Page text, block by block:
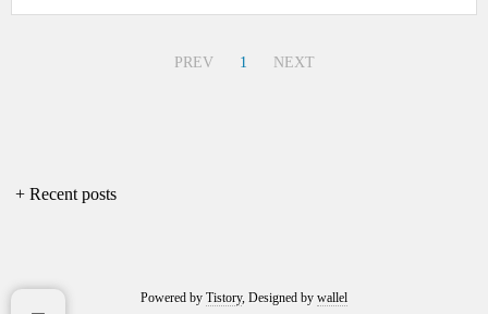
PREV 1 NEXT
+ Recent posts
Powered by Tistory, Designed by wallel